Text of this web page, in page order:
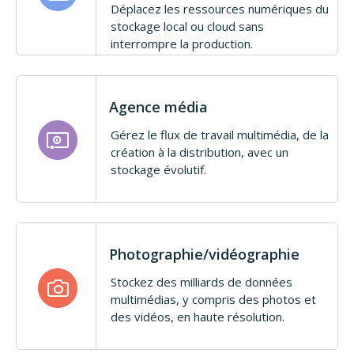
Déplacez les ressources numériques du
stockage local ou cloud sans
interrompre la production.
Agence média
Gérez le flux de travail multimédia, de la
création à la distribution, avec un
stockage évolutif.
Photographie/vidéographie
Stockez des milliards de données
multimédias, y compris des photos et
des vidéos, en haute résolution.